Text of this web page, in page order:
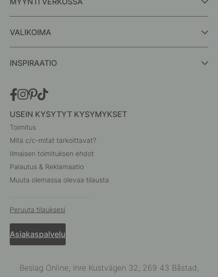
VALIKOIMA
INSPIRAATIO
USEIN KYSYTYT KYSYMYKSET
Toimitus
Mitä c/c-mitat tarkoittavat?
Ilmaisen toimituksen ehdot
Palautus & Reklamaatio
Muuta olemassa olevaa tilausta
Peruuta tilauksesi
Asiakaspalvelu
Beslag Online, Inre Kustvägen 32, 269 43 Båstad,